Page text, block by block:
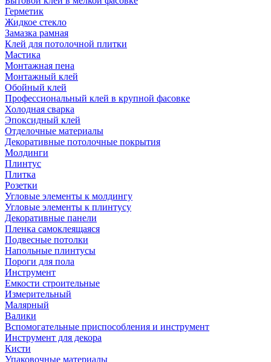
Герметик
Жидкое стекло
Замазка рамная
Клей для потолочной плитки
Мастика
Монтажная пена
Монтажный клей
Обойный клей
Профессиональный клей в крупной фасовке
Холодная сварка
Эпоксидный клей
Отделочные материалы
Декоративные потолочные покрытия
Молдинги
Плинтус
Плитка
Розетки
Угловые элементы к молдингу
Угловые элементы к плинтусу
Декоративные панели
Пленка самоклеящаяся
Подвесные потолки
Напольные плинтусы
Пороги для пола
Инструмент
Емкости строительные
Измерительный
Малярный
Валики
Вспомогательные приспособления и инструмент
Инструмент для декора
Кисти
Упаковочные материалы